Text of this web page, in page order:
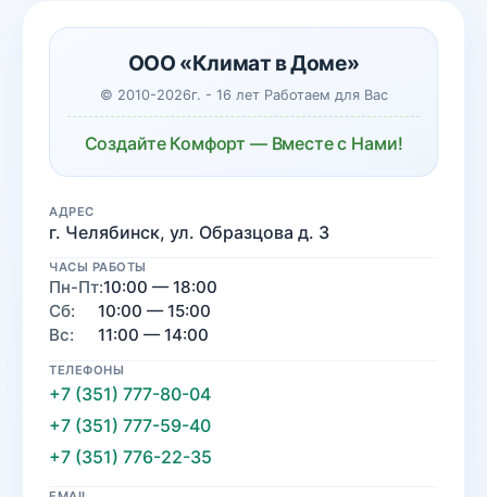
ООО «Климат в Доме»
© 2010-2026г. - 16 лет Работаем для Вас
Создайте Комфорт — Вместе с Нами!
АДРЕС
г. Челябинск, ул. Образцова д. 3
ЧАСЫ РАБОТЫ
Пн-Пт:10:00 — 18:00
Сб:
10:00 — 15:00
Вс:
11:00 — 14:00
ТЕЛЕФОНЫ
+7 (351) 777-80-04
+7 (351) 777-59-40
+7 (351) 776-22-35